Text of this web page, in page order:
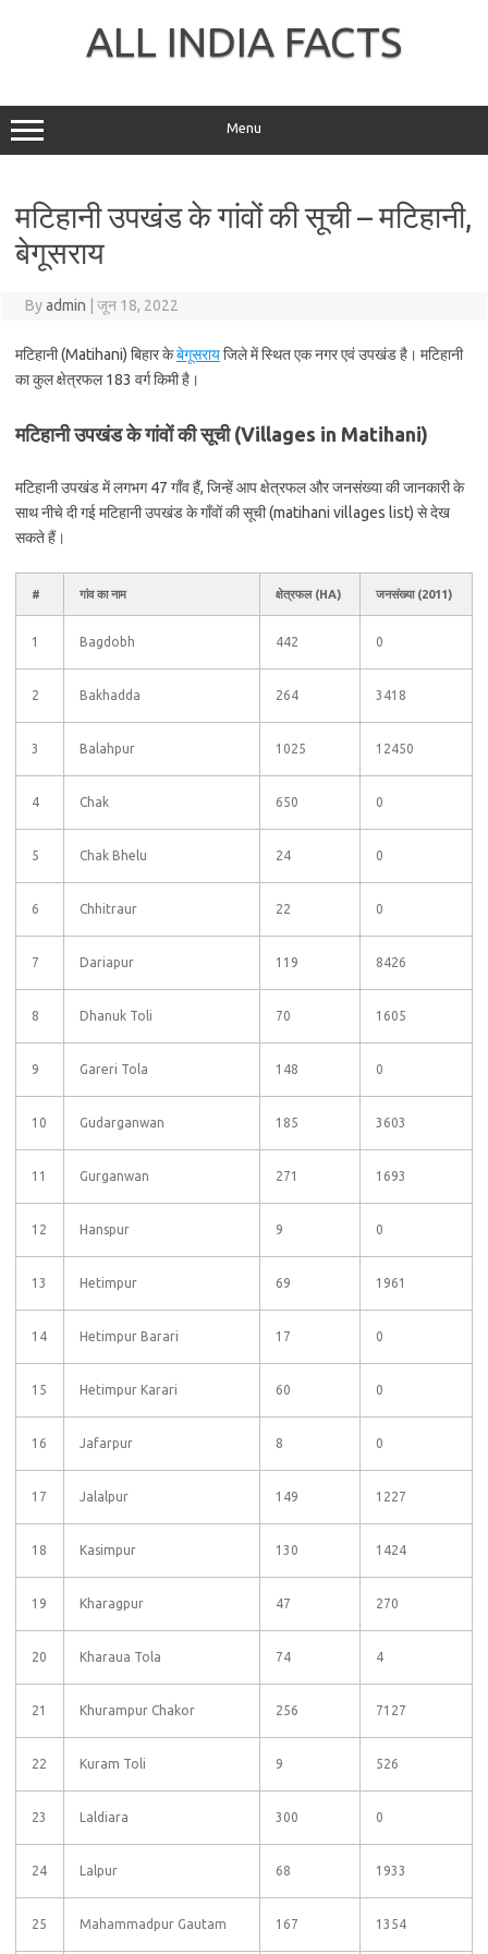
ALL INDIA FACTS
Menu
मटिहानी उपखंड के गांवों की सूची – मटिहानी,
बेगूसराय
Byadmin जून 18, 2022
मटिहानी (Matihani) बिहार केबेगूसरायजिले में स्थित एक नगर एवं उपखंड है। मटिहानी
का कुल क्षेत्रफल 183 वर्ग किमी है।
मटिहानी उपखंड के गांवों की सूची (Villages in Matihani)
मटिहानी उपखंड में लगभग 47 गाँव हैं, जिन्हें आप क्षेत्रफल और जनसंख्या की जानकारी के
साथ नीचे दी गई मटिहानी उपखंड के गाँवों की सूची (matihani villages list) से देख
सकते हैं।
# गांव का नाम क्षेत्रफल (HA) जनसंख्या (2011)
1 Bagdobh 442 0
2 Bakhadda 264 3418
3 Balahpur 1025 12450
4 Chak 650 0
5 Chak Bhelu 24 0
6 Chhitraur 22 0
7 Dariapur 119 8426
8 Dhanuk Toli 70 1605
9 Gareri Tola 148 0
10 Gudarganwan 185 3603
11 Gurganwan 271 1693
12 Hanspur 9 0
13 Hetimpur 69 1961
14 Hetimpur Barari 17 0
15 Hetimpur Karari 60 0
16 Jafarpur 8 0
17 Jalalpur 149 1227
18 Kasimpur 130 1424
19 Kharagpur 47 270
20 Kharaua Tola 74 4
21 Khurampur Chakor 256 7127
22 Kuram Toli 9 526
23 Laldiara 300 0
24 Lalpur 68 1933
25 Mahammadpur Gautam 167 1354